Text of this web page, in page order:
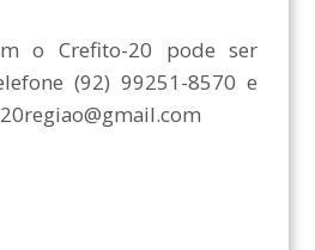
o Crefito-20 pode ser
(92) 99251-8570 e